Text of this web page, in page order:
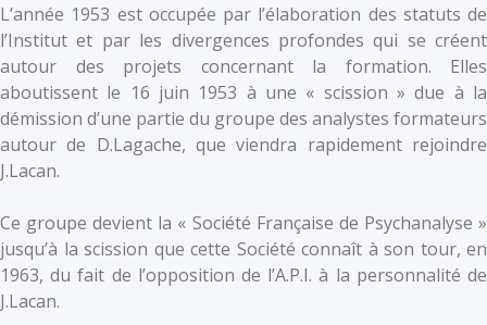
L’année 1953 est occupée par l’élaboration des statuts de
l’Institut et par les divergences profondes qui se créent
autour des projets concernant la formation. Elles
aboutissent le 16 juin 1953 à une « scission » due à la
démission d’une partie du groupe des analystes formateurs
autour de D.Lagache, que viendra rapidement rejoindre
J.Lacan.
Ce groupe devient la « Société Française de Psychanalyse »
jusqu’à la scission que cette Société connaît à son tour, en
1963, du fait de l’opposition de l’A.P.I. à la personnalité de
J.Lacan.